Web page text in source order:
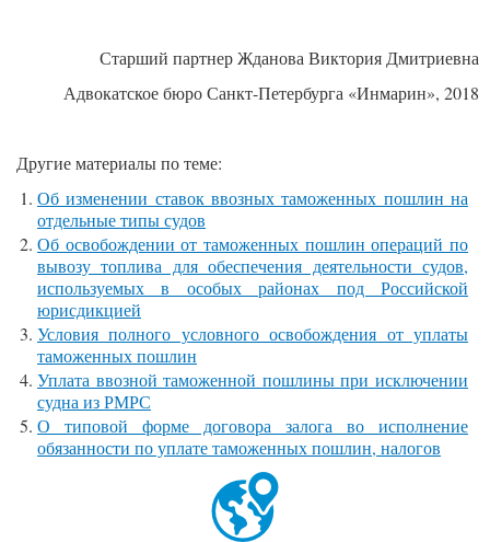
Старший партнер Жданова Виктория Дмитриевна
Адвокатское бюро Санкт-Петербурга «Инмарин», 2018
Другие материалы по теме:
Об изменении ставок ввозных таможенных пошлин на
отдельные типы судов
Об освобождении от таможенных пошлин операций по
вывозу топлива для обеспечения деятельности судов,
используемых в особых районах под Российской
юрисдикцией
Условия полного условного освобождения от уплаты
таможенных пошлин
Уплата ввозной таможенной пошлины при исключении
судна из РМРС
О типовой форме договора залога во исполнение
обязанности по уплате таможенных пошлин, налогов